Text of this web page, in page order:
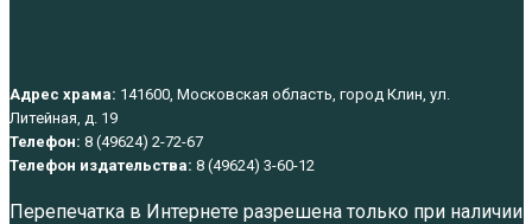
Адрес храма: 141600, Московская область, город Клин, ул.
Литейная, д. 19
Телефон: 8 (49624) 2-72-67
Телефон издательства: 8 (49624) 3-60-12
Перепечатка в Интернете разрешена только при наличии